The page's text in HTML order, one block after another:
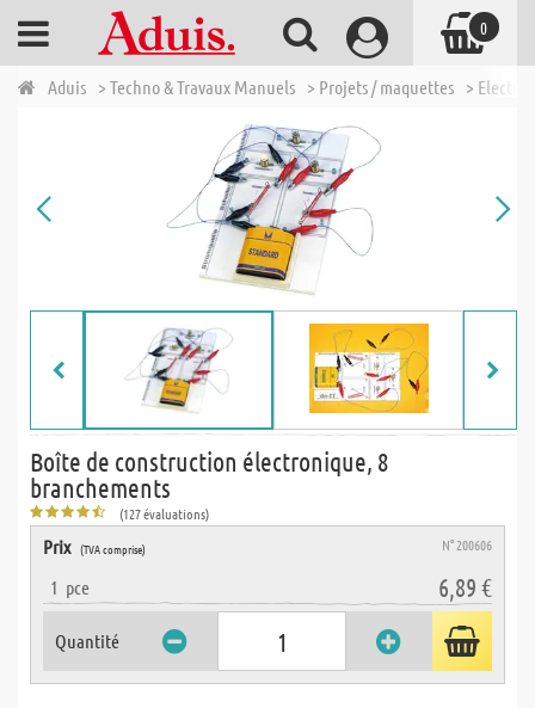
Aduis > Techno & Travaux Manuels > Projets / maquettes >
Boîte de construction électronique, 8
branchements
(127 évaluations)
Prix (TVA comprise) N° 200606
1 pce 6,89 €
Quantité
0